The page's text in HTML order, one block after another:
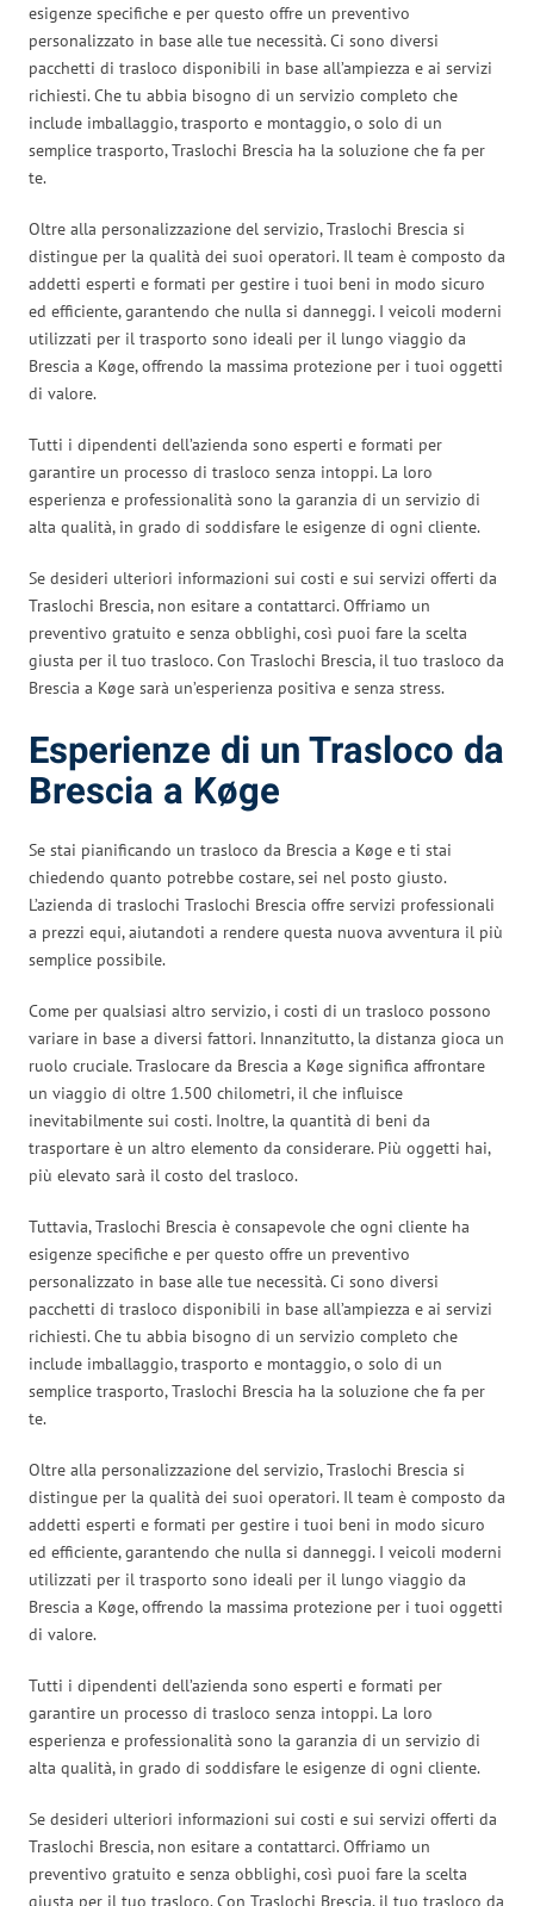
esigenze specifiche e per questo offre un preventivo
personalizzato in base alle tue necessità. Ci sono diversi
pacchetti di trasloco disponibili in base all’ampiezza e ai servizi
richiesti. Che tu abbia bisogno di un servizio completo che
include imballaggio, trasporto e montaggio, o solo di un
semplice trasporto, Traslochi Brescia ha la soluzione che fa per
te.
Oltre alla personalizzazione del servizio, Traslochi Brescia si
distingue per la qualità dei suoi operatori. Il team è composto da
addetti esperti e formati per gestire i tuoi beni in modo sicuro
ed efficiente, garantendo che nulla si danneggi. I veicoli moderni
utilizzati per il trasporto sono ideali per il lungo viaggio da
Brescia a Køge, offrendo la massima protezione per i tuoi oggetti
di valore.
Tutti i dipendenti dell’azienda sono esperti e formati per
garantire un processo di trasloco senza intoppi. La loro
esperienza e professionalità sono la garanzia di un servizio di
alta qualità, in grado di soddisfare le esigenze di ogni cliente.
Se desideri ulteriori informazioni sui costi e sui servizi offerti da
Traslochi Brescia, non esitare a contattarci. Offriamo un
preventivo gratuito e senza obblighi, così puoi fare la scelta
giusta per il tuo trasloco. Con Traslochi Brescia, il tuo trasloco da
Brescia a Køge sarà un’esperienza positiva e senza stress.
Esperienze di un Trasloco da
Brescia a Køge
Se stai pianificando un trasloco da Brescia a Køge e ti stai
chiedendo quanto potrebbe costare, sei nel posto giusto.
L’azienda di traslochi Traslochi Brescia offre servizi professionali
a prezzi equi, aiutandoti a rendere questa nuova avventura il più
semplice possibile.
Come per qualsiasi altro servizio, i costi di un trasloco possono
variare in base a diversi fattori. Innanzitutto, la distanza gioca un
ruolo cruciale. Traslocare da Brescia a Køge significa affrontare
un viaggio di oltre 1.500 chilometri, il che influisce
inevitabilmente sui costi. Inoltre, la quantità di beni da
trasportare è un altro elemento da considerare. Più oggetti hai,
più elevato sarà il costo del trasloco.
Tuttavia, Traslochi Brescia è consapevole che ogni cliente ha
esigenze specifiche e per questo offre un preventivo
personalizzato in base alle tue necessità. Ci sono diversi
pacchetti di trasloco disponibili in base all’ampiezza e ai servizi
richiesti. Che tu abbia bisogno di un servizio completo che
include imballaggio, trasporto e montaggio, o solo di un
semplice trasporto, Traslochi Brescia ha la soluzione che fa per
te.
Oltre alla personalizzazione del servizio, Traslochi Brescia si
distingue per la qualità dei suoi operatori. Il team è composto da
addetti esperti e formati per gestire i tuoi beni in modo sicuro
ed efficiente, garantendo che nulla si danneggi. I veicoli moderni
utilizzati per il trasporto sono ideali per il lungo viaggio da
Brescia a Køge, offrendo la massima protezione per i tuoi oggetti
di valore.
Tutti i dipendenti dell’azienda sono esperti e formati per
garantire un processo di trasloco senza intoppi. La loro
esperienza e professionalità sono la garanzia di un servizio di
alta qualità, in grado di soddisfare le esigenze di ogni cliente.
Se desideri ulteriori informazioni sui costi e sui servizi offerti da
Traslochi Brescia, non esitare a contattarci. Offriamo un
preventivo gratuito e senza obblighi, così puoi fare la scelta
giusta per il tuo trasloco. Con Traslochi Brescia, il tuo trasloco da